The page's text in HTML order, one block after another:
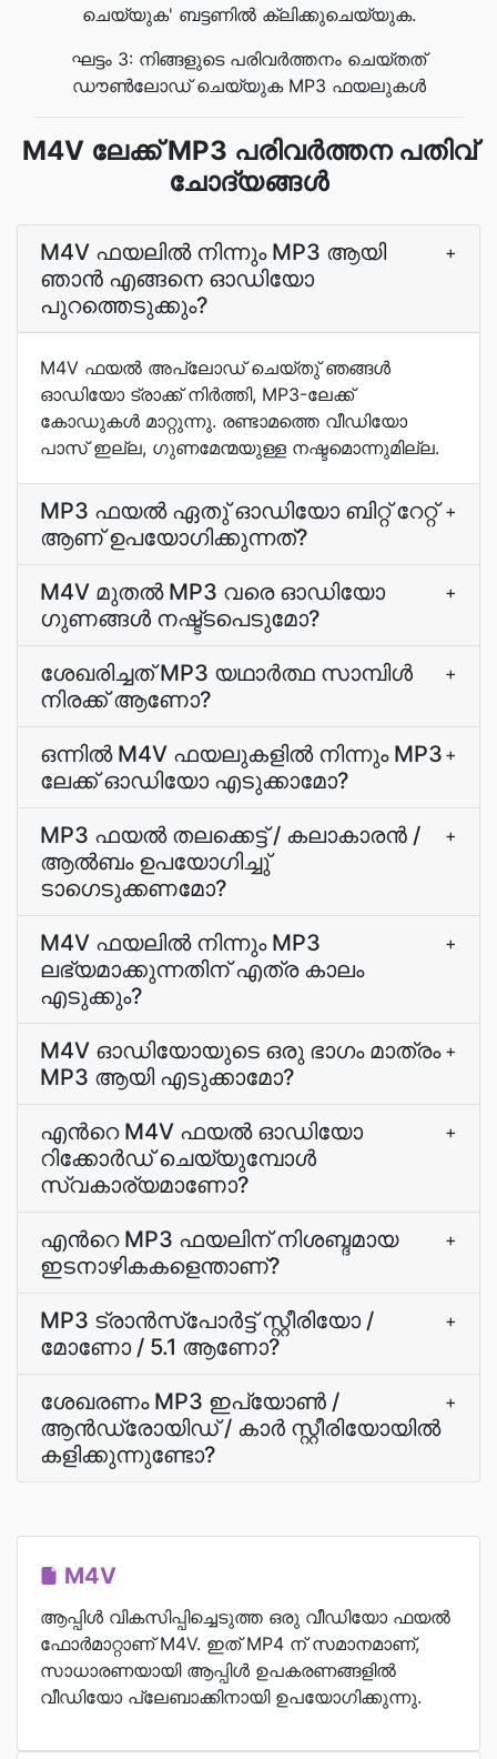
ചെയ്യുക' ബട്ടണിൽ ക്ലിക്കുചെയ്യുക.
ഘട്ടം 3: നിങ്ങളുടെ പരിവർത്തനം ചെയ്‌തത്
ഡൗൺലോഡ് ചെയ്യുക MP3 ഫയലുകൾ
M4V ലേക്ക് MP3 പരിവർത്തന പതിവ്
ചോദ്യങ്ങൾ
M4V ഫയലില്‍ നിന്നും MP3 ആയി
ഞാന്‍ എങ്ങനെ ഓഡിയോ
പുറത്തെടുക്കും?
+
M4V ഫയല്‍ അപ്ലോഡ് ചെയ്തു് ഞങ്ങള്‍
ഓഡിയോ ട്രാക്ക് നിര്‍ത്തി, MP3-ലേക്ക്
കോഡുകള്‍ മാറ്റുന്നു. രണ്ടാമത്തെ വീഡിയോ
പാസ് ഇല്ല, ഗുണമേന്മയുള്ള നഷ്ടമൊന്നുമില്ല.
MP3 ഫയല്‍ ഏതു് ഓഡിയോ ബിറ്റ് റേറ്റ്
ആണ് ഉപയോഗിക്കുന്നത്?
+
M4V മുതല്‍ MP3 വരെ ഓഡിയോ
ഗുണങ്ങള്‍ നഷ്ട്ടപെടുമോ?
+
ശേഖരിച്ചത് MP3 യഥാര്‍ത്ഥ സാമ്പിള്‍
നിരക്ക് ആണോ?
+
ഒന്നില്‍ M4V ഫയലുകളില്‍ നിന്നും MP3
ലേക്ക് ഓഡിയോ എടുക്കാമോ?
+
MP3 ഫയല്‍ തലക്കെട്ട് / കലാകാരന്‍ /
ആല്‍ബം ഉപയോഗിച്ചു്
ടാഗെടുക്കണമോ?
+
M4V ഫയലില്‍ നിന്നും MP3
ലഭ്യമാക്കുന്നതിന് എത്ര കാലം
എടുക്കും?
+
M4V ഓഡിയോയുടെ ഒരു ഭാഗം മാത്രം
MP3 ആയി എടുക്കാമോ?
+
എന്‍റെ M4V ഫയല്‍ ഓഡിയോ
റിക്കോര്‍ഡ് ചെയ്യുമ്പോള്‍
സ്വകാര്യമാണോ?
+
എന്‍റെ MP3 ഫയലിന് നിശബ്ദമായ
ഇടനാഴികകളെന്താണ്?
+
MP3 ട്രാന്‍സ്പോര്‍ട്ട് സ്റ്റീരിയോ /
മോണോ / 5.1 ആണോ?
+
ശേഖരണം MP3 ഇപ്യോൺ /
ആന്‍ഡ്രോയിഡ്‌ / കാര്‍ സ്റ്റീരിയോയില്‍
കളിക്കുന്നുണ്ടോ?
+
M4V
ആപ്പിൾ വികസിപ്പിച്ചെടുത്ത ഒരു വീഡിയോ ഫയൽ
ഫോർമാറ്റാണ് M4V. ഇത് MP4 ന് സമാനമാണ്,
സാധാരണയായി ആപ്പിൾ ഉപകരണങ്ങളിൽ
വീഡിയോ പ്ലേബാക്കിനായി ഉപയോഗിക്കുന്നു.